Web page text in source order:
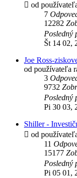
od
7
12282
Posledný
Št 14 02,
Joe Ross-
od používateľa
3
9732
Posledný
Pi 30 03,
Shiller -
od
11
15177
Posledný
Pi 05 01,